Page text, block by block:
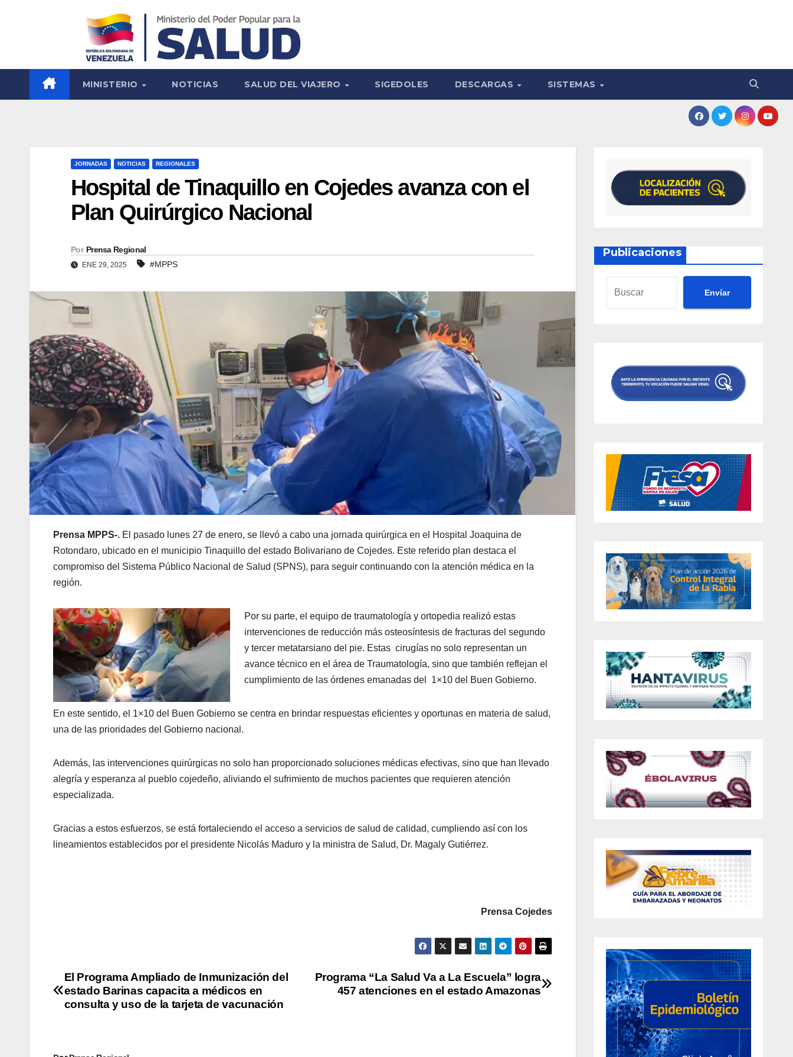
MINISTERIO NOTICIAS SALUD DEL VIAJERO SIGEDOLES DESCARGAS SISTEMAS
JORNADAS NOTICIAS REGIONALES
Hospital de Tinaquillo en Cojedes avanza con el
Plan Quirúrgico Nacional
Por Prensa Regional
ENE 29, 2025 #MPPS
Prensa MPPS-. El pasado lunes 27 de enero, se llevó a cabo una jornada quirúrgica en el Hospital Joaquina de
Rotondaro, ubicado en el municipio Tinaquillo del estado Bolivariano de Cojedes. Este referido plan destaca el
compromiso del Sistema Público Nacional de Salud (SPNS), para seguir continuando con la atención médica en la
región.
Por su parte, el equipo de traumatología y ortopedia realizó estas
intervenciones de reducción más osteosíntesis de fracturas del segundo
y tercer metatarsiano del pie. Estas cirugías no solo representan un
avance técnico en el área de Traumatología, sino que también reflejan el
cumplimiento de las órdenes emanadas del 1×10 del Buen Gobierno.
En este sentido, el 1×10 del Buen Gobierno se centra en brindar respuestas eficientes y oportunas en materia de salud,
una de las prioridades del Gobierno nacional.
Además, las intervenciones quirúrgicas no solo han proporcionado soluciones médicas efectivas, sino que han llevado
alegría y esperanza al pueblo cojedeño, aliviando el sufrimiento de muchos pacientes que requieren atención
especializada.
Gracias a estos esfuerzos, se está fortaleciendo el acceso a servicios de salud de calidad, cumpliendo así con los
lineamientos establecidos por el presidente Nicolás Maduro y la ministra de Salud, Dr. Magaly Gutiérrez.
Prensa Cojedes
Programa “La Salud Va a La Escuela” logra
457 atenciones en el estado Amazonas
El Programa Ampliado de Inmunización del
estado Barinas capacita a médicos en
consulta y uso de la tarjeta de vacunación
Publicaciones
Envíar